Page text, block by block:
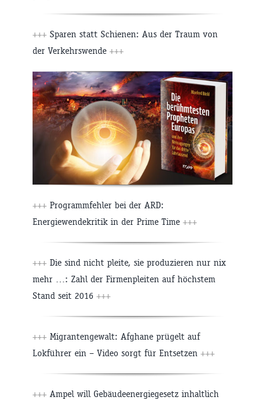
+++ Sparen statt Schienen: Aus der Traum von
der Verkehrswende +++
+++ Programmfehler bei der ARD:
Energiewendekritik in der Prime Time +++
+++ Die sind nicht pleite, sie produzieren nur nix
mehr …: Zahl der Firmenpleiten auf höchstem
Stand seit 2016 +++
+++ Migrantengewalt: Afghane prügelt auf
Lokführer ein – Video sorgt für Entsetzen +++
+++ Ampel will Gebäudeenergiegesetz inhaltlich